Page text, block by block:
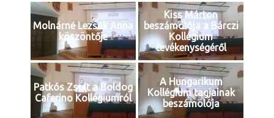
Molnárné Lezsák Anna
köszöntője
Kiss Márton
beszámolója a Bárczi
Kollégium
tevékenységéről
Patkós Zsolt a Boldog
Caferino Kollégiumról
A Hungarikum
Kollégium tagjainak
beszámolója